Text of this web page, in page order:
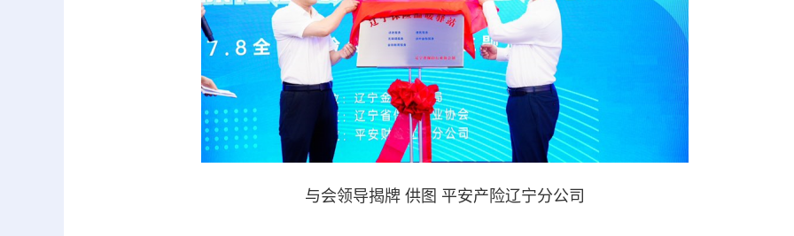
与会领导揭牌 供图 平安产险辽宁分公司